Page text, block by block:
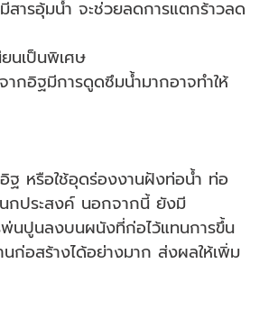
รอุ้มน้ำ จะช่วยลดการแตกร้าวลด
นเป็นพิเศษ
ากอิฐมีการดูดซึมน้ำมากอาจทำให้
ฐ หรือใช้อุดร่องงานฝังท่อน้ำ ท่อ
นกประสงค์ นอกจากนี้ ยังมี
พ่นปูนลงบนผนังที่ก่อไว้แทนการขึ้น
ก่อสร้างได้อย่างมาก ส่งผลให้เพิ่ม